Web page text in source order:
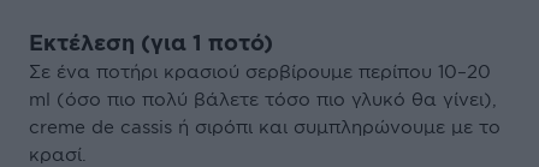
Εκτέλεση (για 1 ποτό)
Σε ένα ποτήρι κρασιού σερβίρουμε περίπου 10–20
ml (όσο πιο πολύ βάλετε τόσο πιο γλυκό θα γίνει),
creme de cassis ή σιρόπι και συμπληρώνουμε με το
κρασί.